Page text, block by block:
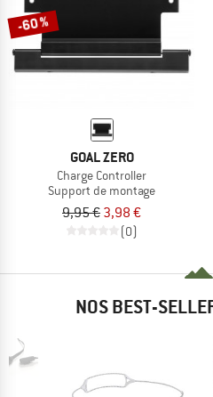
-60 %
GOAL ZERO
Charge Controller
Support de montage
9,95 € 3,98 €
(0)
NOS BEST-